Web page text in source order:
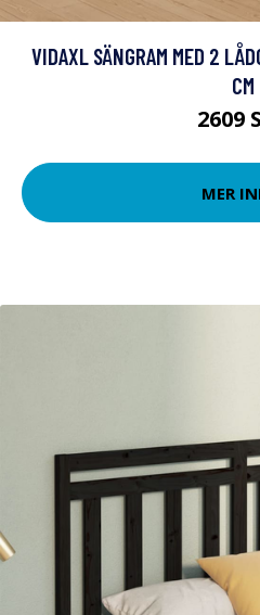
VIDAXL SÄNGRAM MED 2
CM
2609
MER